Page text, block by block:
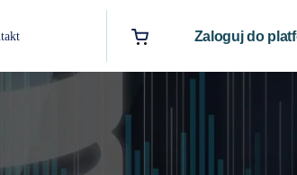
Zaloguj do